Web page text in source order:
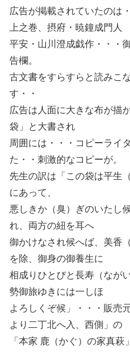
広告が掲載されていたのは
上之巻、摂府・暁鐘成門人
平安・山川澄成戯作・・・
告欄。
古文書をすらすらと読みこ
す・・
広告は人面に大きな布が描
袋」と大書され
周囲には・・・コピーライ
た・・刺激的なコピーが。
先生の訳は「この袋は平生
にあって、
悪しきか（臭）ぎのいたし
れ、両方の紐を耳へ
御かけなされ候へば、美香
を除、御身の御養生に
相成りひとびと長寿（なが
勢御旅ゆきには一しほ
よろしくぞ候」・・・販売
より二丁北へ入、西側」の
「本家 鹿（かぐ）の家真